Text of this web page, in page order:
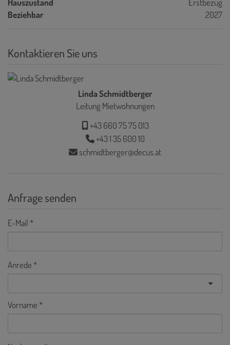
Hauszustand
Erstbezug
Beziehbar
2027
Kontaktieren Sie uns
Linda Schmidtberger
Leitung Mietwohnungen
+43 660 75 75 013
+43 1 35 600 10
schmidtberger@decus.at
Anfrage senden
E-Mail
Anrede
Vorname